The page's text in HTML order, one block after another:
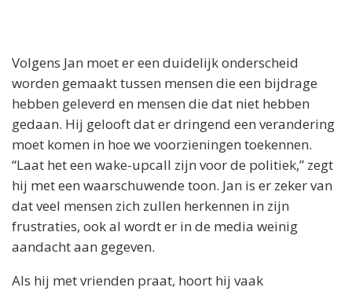
Volgens Jan moet er een duidelijk onderscheid
worden gemaakt tussen mensen die een bijdrage
hebben geleverd en mensen die dat niet hebben
gedaan. Hij gelooft dat er dringend een verandering
moet komen in hoe we voorzieningen toekennen.
“Laat het een wake-upcall zijn voor de politiek,” zegt
hij met een waarschuwende toon. Jan is er zeker van
dat veel mensen zich zullen herkennen in zijn
frustraties, ook al wordt er in de media weinig
aandacht aan gegeven.
Als hij met vrienden praat, hoort hij vaak